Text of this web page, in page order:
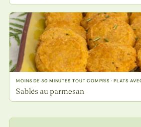
MOINS DE 30 MINUTES TOUT COMPRIS · PLATS
Sablés au parmesan